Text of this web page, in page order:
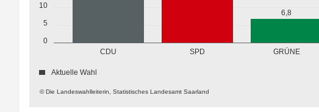
0
5
10
CDU SPD GRÜNE
6,8
© Die Landeswahlleiterin, Statistisches Landesamt Saarland
Aktuelle Wahl